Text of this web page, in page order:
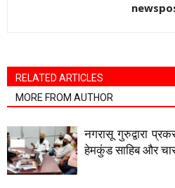
RELATED ARTICLES
MORE FROM AUTHOR
नगरासू गुरुद्वारा
हेमकुंड साहिब और